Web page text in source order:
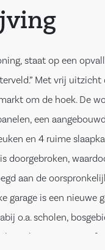
staat op een
Met vrij uitzicht
om de hoek. De
een
en 4 ruime
doorgebroken,
aan de
garage is een nieuwe
o.a. scholen,
is gelegen op 425 m²